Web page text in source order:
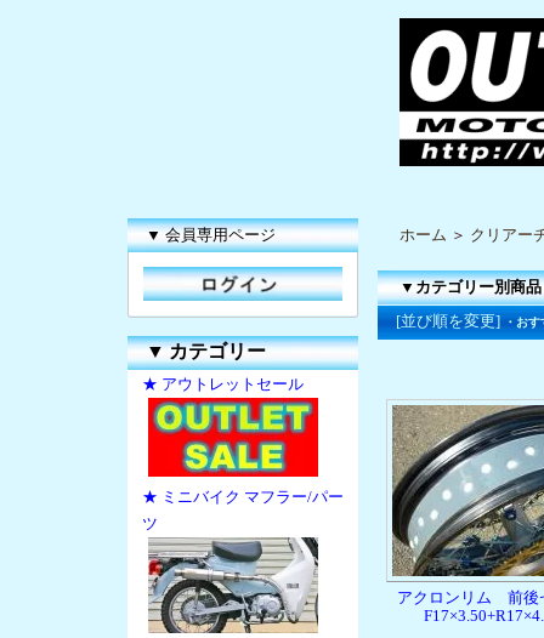
▼ 会員専用ページ
▼カテゴリー
★ アウトレットセール
★ ミニバイク マフラー/パー
ツ
ホーム ＞ クリアー
▼カテゴリー別商品
[並び順を変更]
・お
アクロンリム 前後